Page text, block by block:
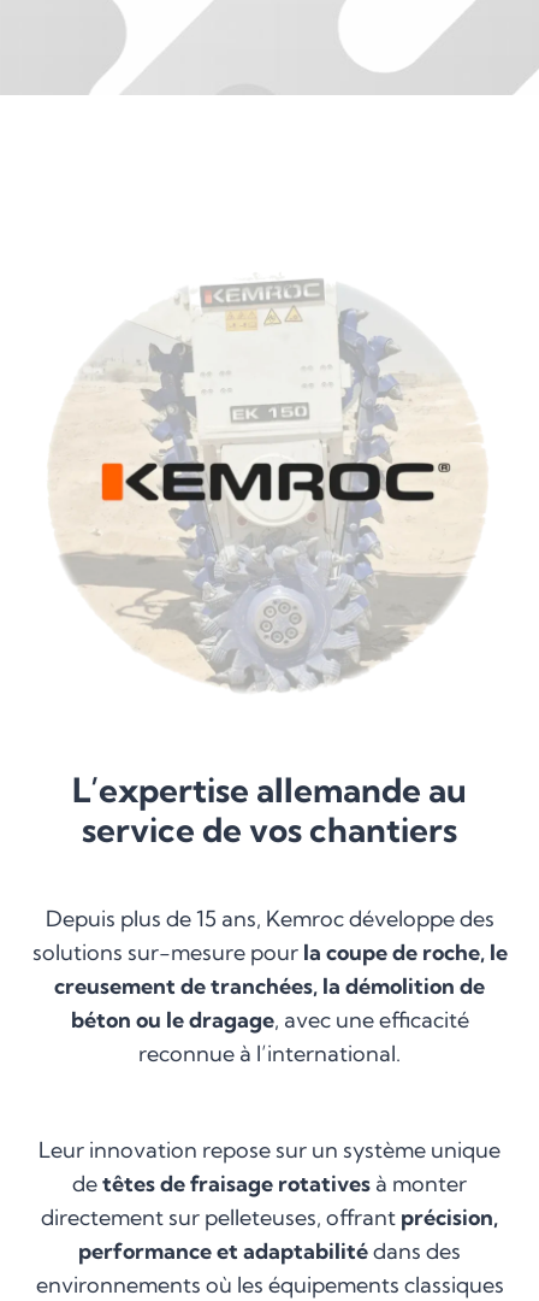
L’expertise allemande au
service de vos chantiers
Depuis plus de 15 ans, Kemroc développe des
solutions sur-mesure pour la coupe de roche, le
creusement de tranchées, la démolition de
béton ou le dragage, avec une efficacité
reconnue à l’international.
Leur innovation repose sur un système unique
detêtes de fraisage rotatives à monter
directement sur pelleteuses, offrant précision,
performance et adaptabilitédans des
environnements où les équipements classiques